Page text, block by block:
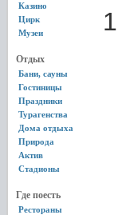
Казино
Цирк
Музеи
Отдых
Бани, сауны
Гостиницы
Праздники
Турагенства
Дома отдыха
Природа
Актив
Стадионы
Где поесть
Рестораны